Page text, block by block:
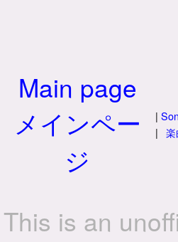
Main page
メインペー
ジ
|
| 楽
This is an